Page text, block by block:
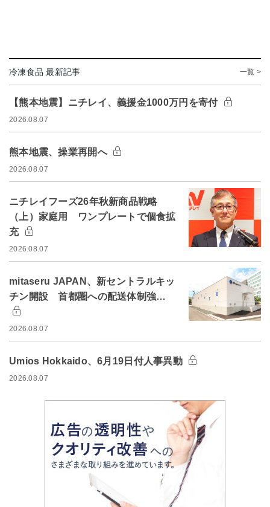
冷凍食品 最新記事 一覧 >
【熊本地震】ニチレイ、義援金1000万円を寄付
2026.08.07
熊本地震、操業再開へ
2026.08.07
ニチレイフーズ26年秋新商品戦略
（上）家庭用 ワンプレートで個食拡
充
2026.08.07
mitaseru JAPAN、新セントラルキッ
チン開設 首都圏への配送体制強…
2026.08.07
Umios Hokkaido、6月19日付人事異動
2026.08.07